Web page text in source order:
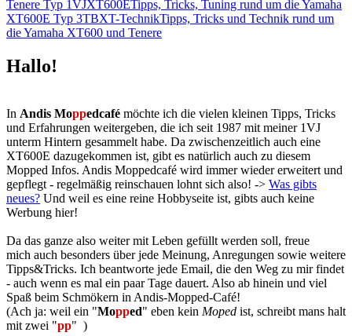
Tenere Typ 1VJXT600ETipps, Tricks, Tuning rund um die Yamaha
XT600E Typ 3TBXT-TechnikTipps, Tricks und Technik rund um
die Yamaha XT600 und Tenere
Hallo!
In Andis Moppedcafé möchte ich die vielen kleinen Tipps, Tricks
und Erfahrungen weitergeben, die ich seit 1987 mit meiner 1VJ
unterm Hintern gesammelt habe. Da zwischenzeitlich auch eine
XT600E dazugekommen ist, gibt es natürlich auch zu diesem
Mopped Infos. Andis Moppedcafé wird immer wieder erweitert und
gepflegt - regelmäßig reinschauen lohnt sich also! -> Was gibts
neues? Und weil es eine reine Hobbyseite ist, gibts auch keine
Werbung hier!
Da das ganze also weiter mit Leben gefüllt werden soll, freue
mich auch besonders über jede Meinung, Anregungen sowie weitere
Tipps&Tricks. Ich beantworte jede Email, die den Weg zu mir findet
- auch wenn es mal ein paar Tage dauert. Also ab hinein und viel
Spaß beim Schmökern in Andis-Mopped-Café!
(Ach ja: weil ein "Mopped" eben kein Moped ist, schreibt mans halt
mit zwei "pp" )